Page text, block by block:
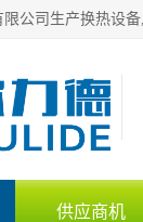
供应商机